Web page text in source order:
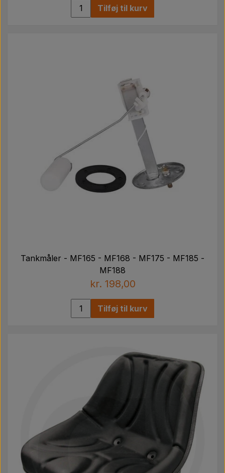
Tilføj til kurv
Tankmåler - MF165 - MF168 - MF175 - MF185 -
MF188
kr. 198,00
Tilføj til kurv